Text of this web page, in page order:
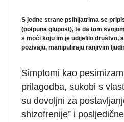
S jedne strane psihijatrima se
(potpuna glupost), te da tom
s moći koju im je udijelilo društvo,
pozivaju, manipuliraju ranjivim
Simptomi kao
prilagodba, sukobi s
su dovoljni za
shizofrenije” i